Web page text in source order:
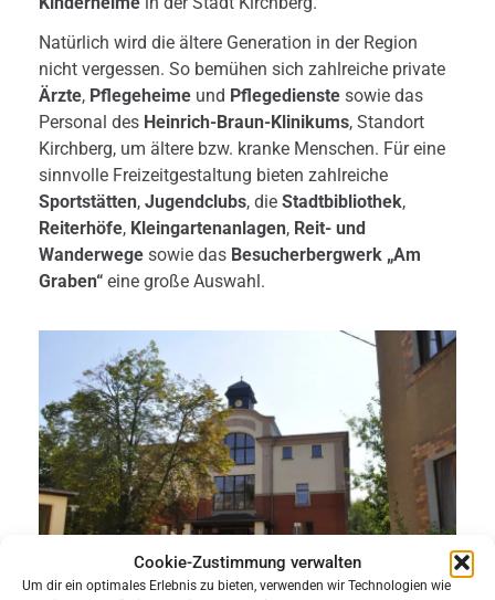
Cookie-Zustimmung verwalten
Um dir ein optimales Erlebnis zu bieten, verwenden wir Technologien wie
Natürlich wird die ältere Generation in der Region
nicht vergessen. So bemühen sich zahlreiche private
Ärzte, Pflegeheime und Pflegedienste sowie das
Personal des Heinrich-Braun-Klinikums, Standort
Kirchberg, um ältere bzw. kranke Menschen. Für eine
sinnvolle Freizeitgestaltung bieten zahlreiche
Sportstätten, Jugendclubs, die Stadtbibliothek,
Reiterhöfe, Kleingartenanlagen, Reit- und
Wanderwege sowie das Besucherbergwerk „Am
Graben“ eine große Auswahl.